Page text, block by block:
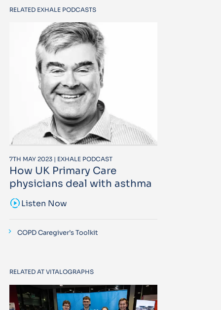
RELATED EXHALE PODCASTS
7TH MAY 2023 | EXHALE PODCAST
How UK Primary Care
physicians deal with asthma
sound_samplerListen Now
COPD Caregiver’s Toolkit
RELATED AT VITALOGRAPHS